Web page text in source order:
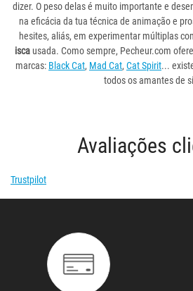
dizer. O peso delas é muito importante e
na eficácia da tua técnica de animação e
hesites, aliás, em experimentar múltiplas
isca usada. Como sempre, Pecheur.com
marcas: Black Cat, Mad Cat, Cat Spirit...
todos os amantes de
Avaliações
Trustpilot